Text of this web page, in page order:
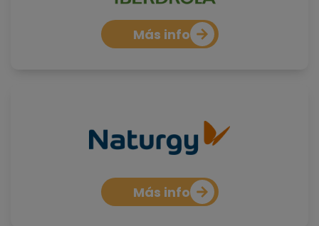
Más info
Más info